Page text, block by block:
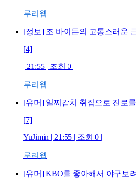
루리웹
[정보] 조 바이든의 고통스러운
[4]
| 21:55 | 조회 0 |
루리웹
[유머] 일찌감치 취집으로 진로
[7]
YuJimin | 21:55 | 조회 0 |
루리웹
[유머] KBO를 좋아해서 야구보